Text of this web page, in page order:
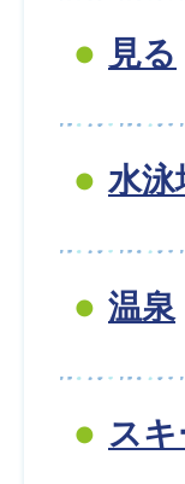
見る
水泳
温泉
ス